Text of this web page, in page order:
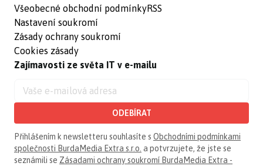
Všeobecné obchodní podmínky
Nastavení soukromí
Zásady ochrany soukromí
Cookies zásady
RSS
Zajímavosti ze světa IT v e-mailu
ODEBÍRAT
Přihlášením k newsletteru souhlasíte s Obchodními podmínkami
společnosti BurdaMedia Extra s.r.o. a potvrzujete, že jste se
seznámili se Zásadami ochrany soukromí BurdaMedia Extra -